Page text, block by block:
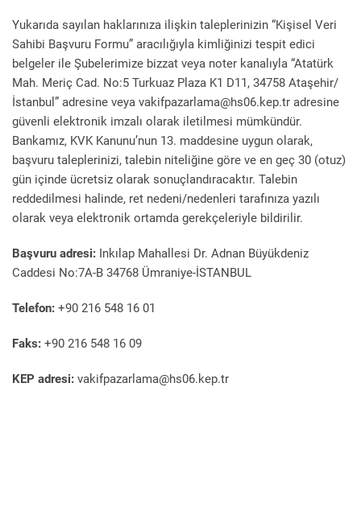
Yukarıda sayılan haklarınıza ilişkin taleplerinizin “Kişisel Veri
Sahibi Başvuru Formu” aracılığıyla kimliğinizi tespit edici
belgeler ile Şubelerimize bizzat veya noter kanalıyla “Atatürk
Mah. Meriç Cad. No:5 Turkuaz Plaza K1 D11, 34758 Ataşehir/
İstanbul” adresine veya vakifpazarlama@hs06.kep.tr adresine
güvenli elektronik imzalı olarak iletilmesi mümkündür.
Bankamız, KVK Kanunu’nun 13. maddesine uygun olarak,
başvuru taleplerinizi, talebin niteliğine göre ve en geç 30 (otuz)
gün içinde ücretsiz olarak sonuçlandıracaktır. Talebin
reddedilmesi halinde, ret nedeni/nedenleri tarafınıza yazılı
olarak veya elektronik ortamda gerekçeleriyle bildirilir.
Başvuru adresi: Inkılap Mahallesi Dr. Adnan Büyükdeniz
Caddesi No:7A-B 34768 Ümraniye-İSTANBUL
Telefon: +90 216 548 16 01
Faks: +90 216 548 16 09
KEP adresi: vakifpazarlama@hs06.kep.tr